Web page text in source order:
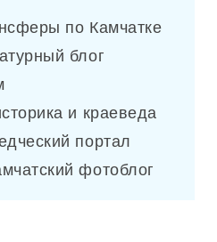
по Камчатке
блог
и краеведа
портал
фотоблог